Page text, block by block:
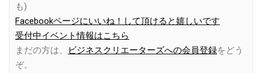
も)
Facebookページにいいね！して頂けると嬉しいです
受付中イベント情報はこちら
まだの方は、
ビジネスクリエーターズへの会員登録をどう
ぞ。